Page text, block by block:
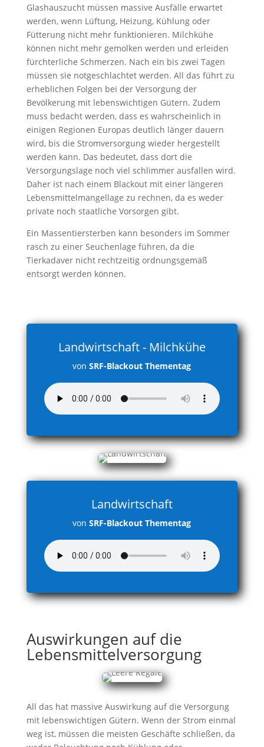
Glashauszucht müssen massive Ausfälle erwartet
werden, wenn Lüftung, Heizung, Kühlung oder
Fütterung nicht mehr funktionieren. Milchkühe
können nicht mehr gemolken werden und erleiden
fürchterliche Schmerzen. Nach ein bis zwei Tagen
müssen sie notgeschlachtet werden. All das führt zu
erheblichen Folgen bei der Versorgung der
Bevölkerung mit lebenswichtigen Gütern. Zudem
muss bedacht werden, dass es wahrscheinlich in
einigen Regionen Europas deutlich länger dauern
wird, bis die Stromversorgung wieder hergestellt
werden kann. Das bedeutet, dass dort die
Versorgungslage noch viel schlimmer ausfallen wird.
Daher ist nach einem Blackout mit einer längeren
Lebensmittelmangellage zu rechnen, da es weder
private noch staatliche Vorsorgen gibt.
Ein Massentiersterben kann besonders im Sommer
rasch zu einer Seuchenlage führen, da die
Tierkadaver nicht rechtzeitig ordnungsgemäß
entsorgt werden können.
Landwirtschaft - Milchkühe
vonSRF-Blackout Thementag
Landwirtschaft
vonSRF-Blackout Thementag
Auswirkungen auf die
Lebensmittelversorgung
All das hat massive Auswirkung auf die Versorgung
mit lebenswichtigen Gütern. Wenn der Strom einmal
weg ist, müssen die meisten Geschäfte schließen, da